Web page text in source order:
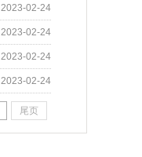
2023-02-24
2023-02-24
2023-02-24
2023-02-24
尾页